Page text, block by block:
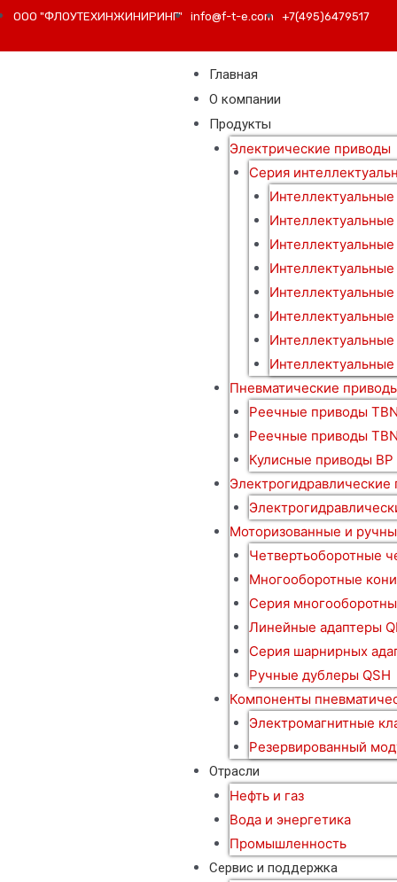
ООО "ФЛОУТЕХИНЖИНИРИНГ" info@f-t-e.com +7(495)6479517
Главная
О компании
Продукты
Электрические приводы
Серия
Пневматические
Реечные приводы
Реечные приводы
Кулисные приводы BP
Электрогидравлические
Моторизованные и
Четвертьоборотные
Многооборотные
Серия
Линейные адаптеры
Серия шарнирных
Ручные дублеры QSH
Компоненты
Электромагнитные
Резервированный
Отрасли
Нефть и газ
Вода и энергетика
Промышленность
Сервис и поддержка